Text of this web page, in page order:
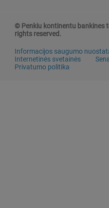
© Penkiu kontinentu bankines
rights reserved.
Informacijos saugumo
Internetinės svetainės
Privatumo politika